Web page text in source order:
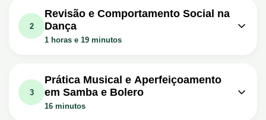
Salão - Teoria e Prática
Aula em vídeo: Aula 2 - Bolero
Brasileiro - Teoria e Prática
Teoria e Prática
2
Revisão e Comportamento Social na
Dança
1 horas e 19 minutos
Surpresa
Aula em vídeo: Como dançar na
balada? I DICAS DA MINHA MÃE
3
Prática Musical e Aperfeiçoamento
em Samba e Bolero
16 minutos